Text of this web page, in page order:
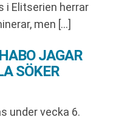
i Elitserien herrar
men […]
JAGAR
SÖKER
under vecka 6.